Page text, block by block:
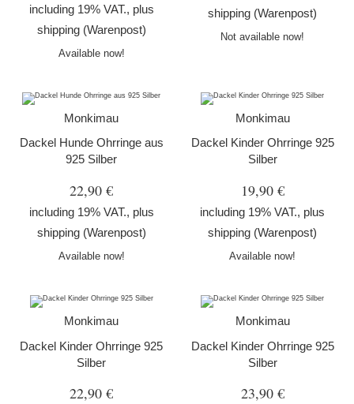
including 19% VAT., plus
shipping (Warenpost)
Available now!
shipping (Warenpost)
Not available now!
Monkimau
Dackel Hunde Ohrringe aus
925 Silber
22,90 €
including 19% VAT., plus
shipping (Warenpost)
Available now!
Monkimau
Dackel Kinder Ohrringe 925
Silber
19,90 €
including 19% VAT., plus
shipping (Warenpost)
Available now!
Monkimau
Dackel Kinder Ohrringe 925
Silber
22,90 €
Monkimau
Dackel Kinder Ohrringe 925
Silber
23,90 €